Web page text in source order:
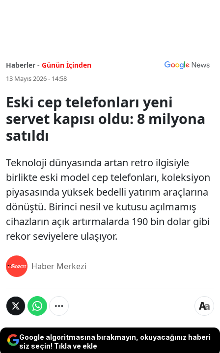
Haberler - Günün İçinden
13 Mayıs 2026 - 14:58
Eski cep telefonları yeni
servet kapısı oldu: 8 milyona
satıldı
Teknoloji dünyasında artan retro ilgisiyle
birlikte eski model cep telefonları, koleksiyon
piyasasında yüksek bedelli yatırım araçlarına
dönüştü. Birinci nesil ve kutusu açılmamış
cihazların açık artırmalarda 190 bin dolar gibi
rekor seviyelere ulaşıyor.
Haber Merkezi
Google algoritmasına bırakmayın, okuyacağınız haberi
siz seçin! Tıkla ve ekle